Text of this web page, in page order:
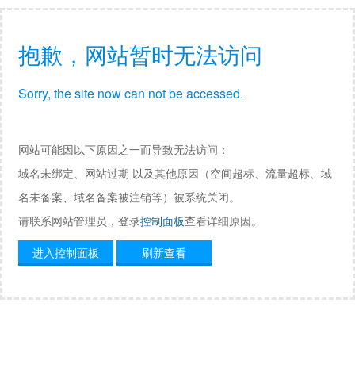
抱歉，网站暂时无法访问
Sorry, the site now can not be accessed.
网站可能因以下原因之一而导致无法访问：
域名未绑定、网站过期 以及其他原因（空间超标、流量超标、域
名未备案、域名备案被注销等）被系统关闭。
请联系网站管理员，登录控制面板查看详细原因。
进入控制面板
刷新查看